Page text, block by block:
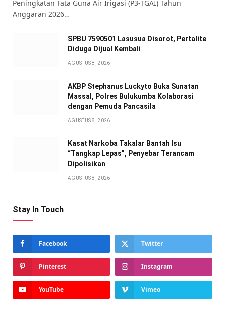
Peningkatan Tata Guna Air Irigasi (P3-TGAI) Tahun
Anggaran 2026…
SPBU 7590501 Lasusua Disorot, Pertalite
Diduga Dijual Kembali
AGUSTUS 8, 2026
AKBP Stephanus Luckyto Buka Sunatan
Massal, Polres Bulukumba Kolaborasi
dengan Pemuda Pancasila
AGUSTUS 8, 2026
Kasat Narkoba Takalar Bantah Isu
“Tangkap Lepas”, Penyebar Terancam
Dipolisikan
AGUSTUS 8, 2026
Stay In Touch
Facebook Twitter
Pinterest Instagram
YouTube Vimeo